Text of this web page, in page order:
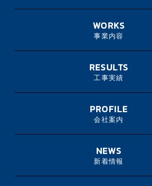
WORKS
事業内容
RESULTS
工事実績
PROFILE
会社案内
NEWS
新着情報